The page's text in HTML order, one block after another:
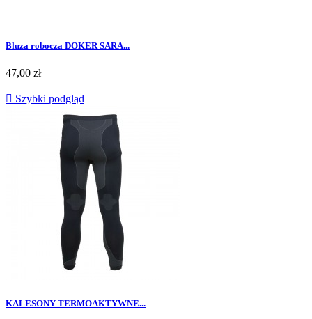
Bluza robocza DOKER SARA...
Cena
47,00 zł
 Szybki podgląd
KALESONY TERMOAKTYWNE...